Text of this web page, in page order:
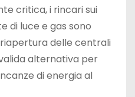
critica, i rincari sui
di luce e gas sono
delle centrali
alternativa per
di energia al